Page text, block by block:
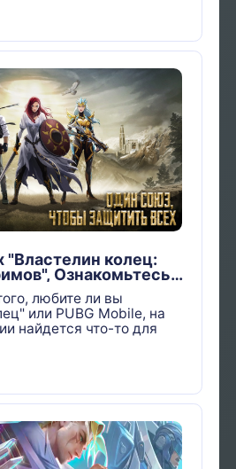
"Властелин колец:
Ознакомьтесь с
любите ли вы
или PUBG Mobile, на
найдется что-то для